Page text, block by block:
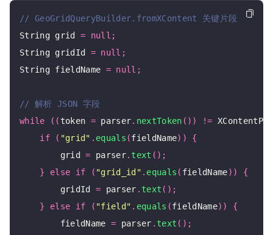
String grid = null ;
String gridId = null ;
String fieldName = null ;
while
(( token = parser. nextToken ()) !=
if
( "grid" . equals (fieldName))
{
        grid
= parser. text ();
}
else if ( "grid_id" . equals ( fieldName))
{
        gridId
= parser . text ();
}
else if ( "field" . equals (fieldName))
{
        fieldName
= parser . text ();